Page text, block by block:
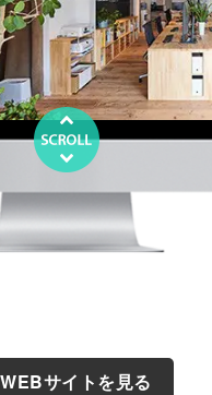
WEBサイトを見る